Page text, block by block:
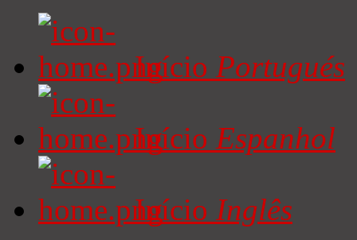
Início Portugués
Início Espanhol
Início Inglês